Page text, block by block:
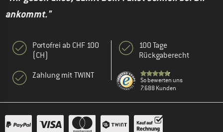
ankommt."
Portofrei ab CHF 100
(CH)
Zahlung mit TWINT
100 Tage
Rückgaberecht
So bewerten uns
7.688 Kunden